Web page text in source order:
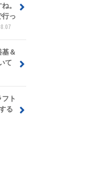
。
行っ
＆
て
ト
る